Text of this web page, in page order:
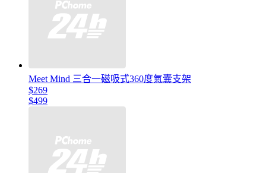
Meet Mind 三合一磁吸式360度氣囊支架
$269
$499